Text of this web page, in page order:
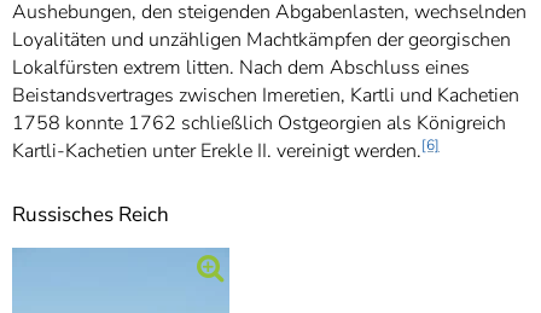
Aushebungen, den steigenden Abgabenlasten, wechselnden
Loyalitäten und unzähligen Machtkämpfen der georgischen
Lokalfürsten extrem litten. Nach dem Abschluss eines
Beistandsvertrages zwischen Imeretien, Kartli und Kachetien
1758 konnte 1762 schließlich Ostgeorgien als Königreich
Kartli-Kachetien unter Erekle II. vereinigt werden.[6]
Russisches Reich